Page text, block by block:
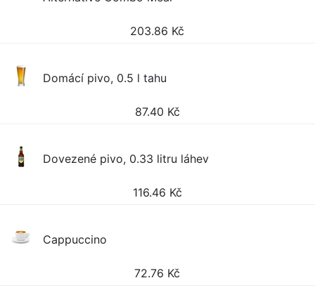
203.86 Kč
Domácí pivo, 0.5 l tahu
87.40 Kč
Dovezené pivo, 0.33 litru láhev
116.46 Kč
Cappuccino
72.76 Kč